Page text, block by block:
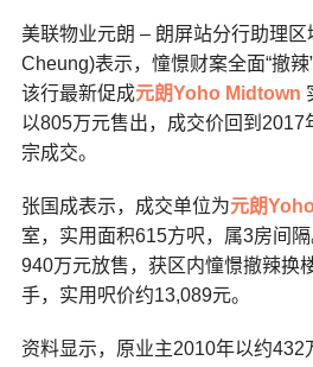
美联物业元朗 – 朗屏站分行助理
Cheung)表示，憧憬财案全面“撤辣
该行最新促成元朗Yoho Midtown
以805万元售出，成交价回到2017
宗成交。
张国成表示，成交单位为元朗
室，实用面积615方呎，属3房间
940万元放售，获区内憧憬撤辣换
手，实用呎价约13,089元。
资料显示，原业主2010年以约432